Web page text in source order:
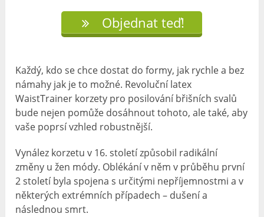
Objednat teď!
Každý, kdo se chce dostat do formy, jak rychle a bez
námahy jak je to možné. Revoluční latex
WaistTrainer korzety pro posilování břišních svalů
bude nejen pomůže dosáhnout tohoto, ale také, aby
vaše poprsí vzhled robustnější.
Vynález korzetu v 16. století způsobil radikální
změny u žen módy. Oblékání v něm v průběhu první
2 století byla spojena s určitými nepříjemnostmi a v
některých extrémních případech – dušení a
následnou smrt.